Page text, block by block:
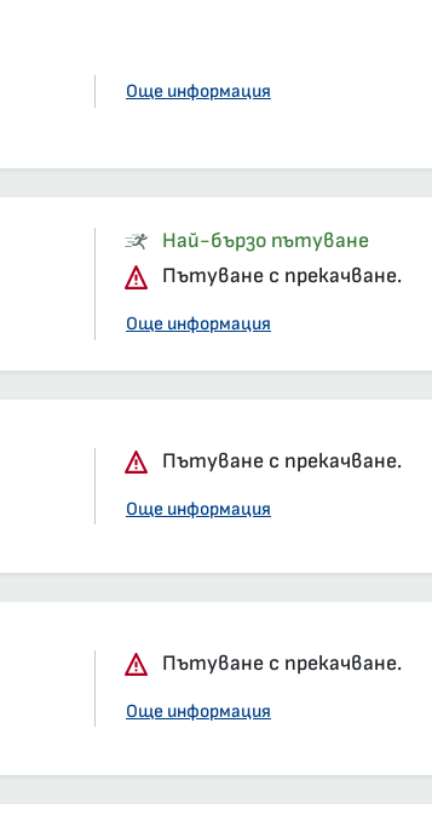
Още информация
със задължителна резервация
ра класа, салон
1-ва и 2-ра класа, салон,
Най-бързо пътуване
Пътуване с прекачване.
Още информация
със задължителна резервация
ра класа, салон
1-ва и 2-ра класа, салон,
Пътуване с прекачване.
Още информация
класа, салон
Пътуване с прекачване.
Още информация